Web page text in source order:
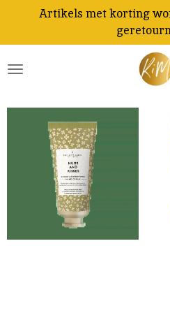
naar
de
Artikels met korting